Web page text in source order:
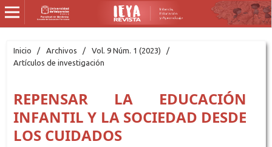
Inicio / Archivos / Vol. 9 Núm. 1 (2023)
/
Artículos de investigación
REPENSAR LA EDUCACIÓN
INFANTIL Y LA SOCIEDAD DESDE
LOS CUIDADOS